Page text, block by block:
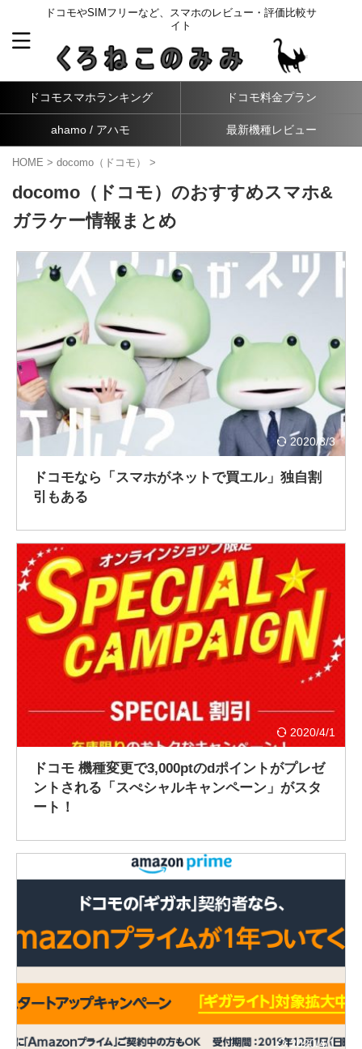
ドコモやSIMフリーなど、スマホのレビュー・評価比較サ
イト
ドコモスマホランキング ドコモ料金プラン
ahamo / アハモ 最新機種レビュー
HOME > docomo（ドコモ） >
docomo（ドコモ）のおすすめスマホ&
ガラケー情報まとめ
2020/3/3
ドコモなら「スマホがネットで買エル」独自割
引もある
2020/4/1
ドコモ 機種変更で3,000ptのdポイントがプレゼ
ントされる「スぺシャルキャンペーン」がスタ
ート！
2020/4/1